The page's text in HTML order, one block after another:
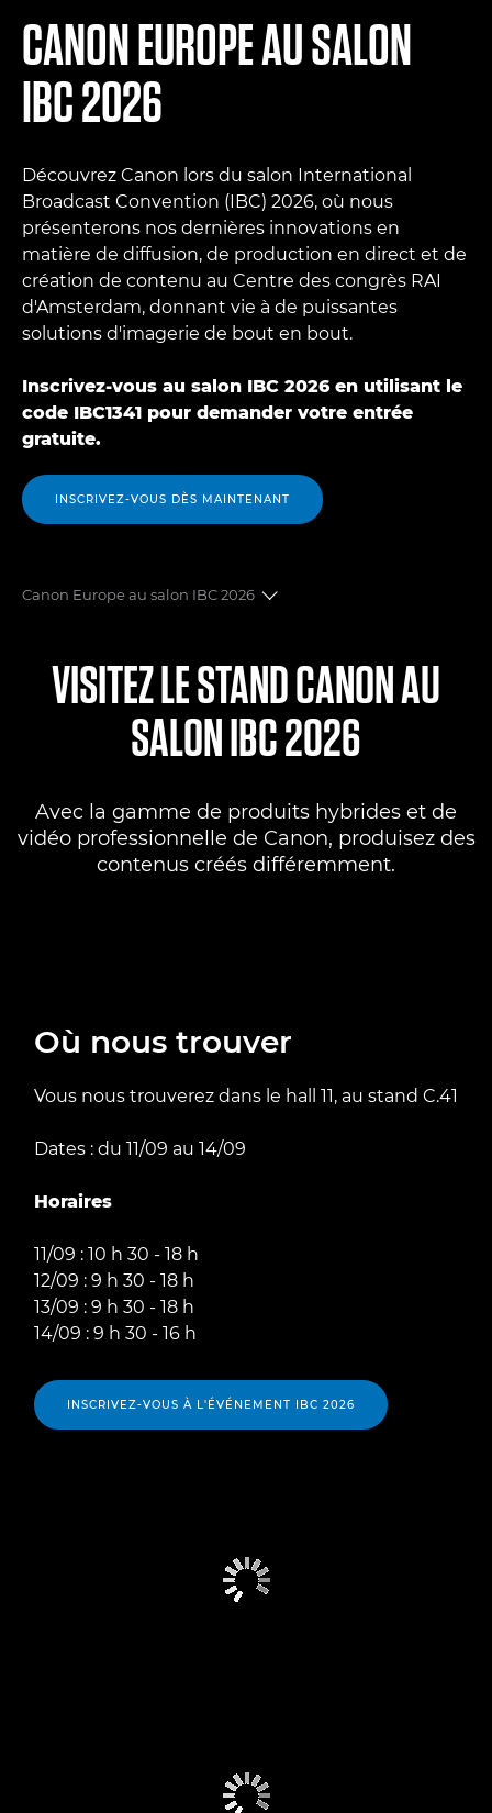
CANON EUROPE AU SALON
IBC 2026
Découvrez Canon lors du salon International
Broadcast Convention (IBC) 2026, où nous
présenterons nos dernières innovations en
matière de diffusion, de production en direct et de
création de contenu au Centre des congrès RAI
d'Amsterdam, donnant vie à de puissantes
solutions d'imagerie de bout en bout.
Inscrivez-vous au salon IBC 2026 en utilisant le
code IBC1341 pour demander votre entrée
gratuite.
INSCRIVEZ-VOUS DÈS MAINTENANT
Canon Europe au salon IBC 2026
Produits
Solutions d'équipements audiovisuels professionnels
Gammes de produits
Canon Professional Services
VISITEZ LE STAND CANON AU
SALON IBC 2026
Avec la gamme de produits hybrides et de
vidéo professionnelle de Canon, produisez des
contenus créés différemment.
Où nous trouver
Vous nous trouverez dans le hall 11, au stand C.41
Dates : du 11/09 au 14/09
Horaires
11/09 : 10 h 30 - 18 h
12/09 : 9 h 30 - 18 h
13/09 : 9 h 30 - 18 h
14/09 : 9 h 30 - 16 h
INSCRIVEZ-VOUS À L'ÉVÉNEMENT IBC 2026